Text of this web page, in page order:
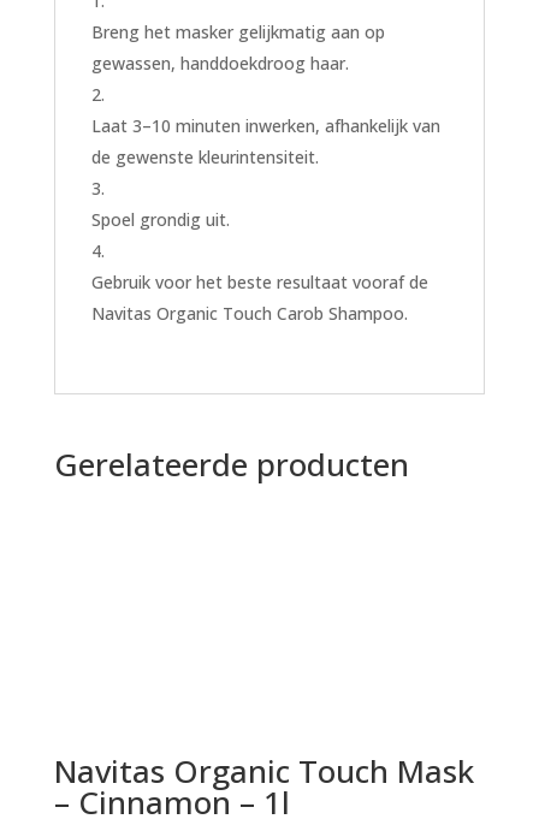
Breng het masker gelijkmatig aan op
gewassen, handdoekdroog haar.
Laat 3–10 minuten inwerken, afhankelijk van
de gewenste kleurintensiteit.
Spoel grondig uit.
Gebruik voor het beste resultaat vooraf de
Navitas Organic Touch Carob Shampoo.
Gerelateerde producten
Navitas Organic Touch Mask
– Cinnamon – 1l